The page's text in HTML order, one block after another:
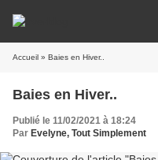
Accueil » Baies en Hiver..
Baies en Hiver..
Publié le 11/02/2021 à 18:24
Par Evelyne, Tout Simplement